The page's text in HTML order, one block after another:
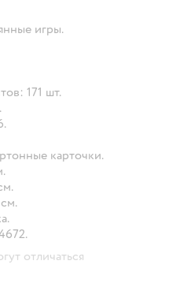
игры.
171 шт.
карточки.
отличаться